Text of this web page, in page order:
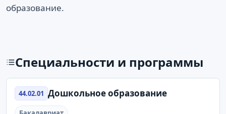
образование.
Специальности и программы
44.02.01 Дошкольное образование